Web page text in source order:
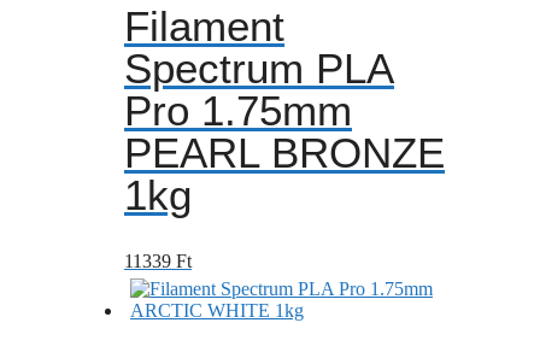
Filament
Spectrum PLA
Pro 1.75mm
PEARL BRONZE
1kg
11339 Ft